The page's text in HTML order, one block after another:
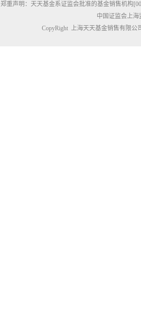
郑重声明： 天天基金系证监会批准的基金销售机构
中国证监会上
CopyRight 上海天天基金销售有限